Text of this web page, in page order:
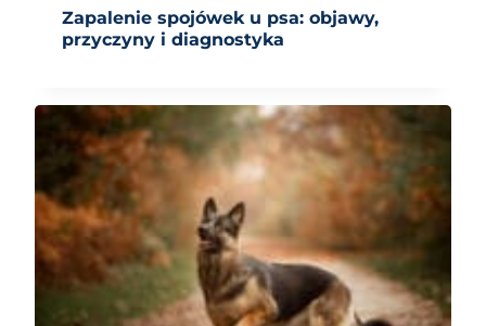
Zapalenie spojówek u psa: objawy,
przyczyny i diagnostyka